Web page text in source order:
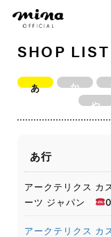
SHOP LIST
あ か
や
あ行
アークテリクス カ
ーツ ジャパン
アークテリクス カ